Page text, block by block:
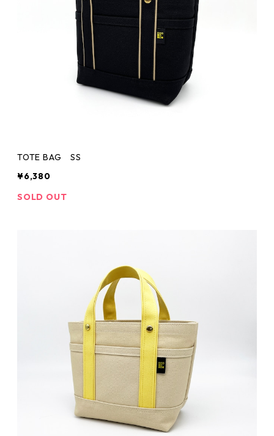
TOTE BAG SS
¥6,380
SOLD OUT